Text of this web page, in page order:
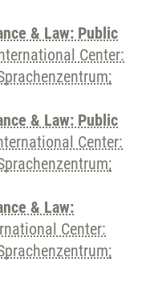
& Law: Public
Center:
& Law: Public
Center:
& Law:
Center: